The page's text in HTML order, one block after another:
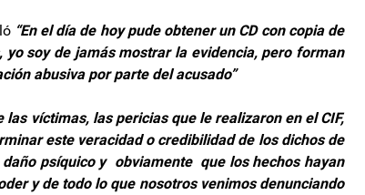
“En el día de hoy pude obtener un CD con copia de
soy de jamás mostrar la evidencia, pero forman
abusiva por parte del acusado”
víctimas, las pericias que le realizaron en el CIF,
este veracidad o credibilidad de los dichos de
psíquico y obviamente que los hechos hayan
y de todo lo que nosotros venimos denunciando